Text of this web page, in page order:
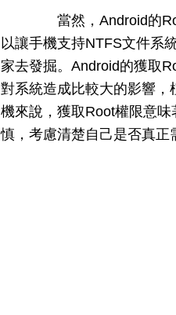
當然，Android的
以讓手機支持NTFS文件系
家去發掘。Android的獲取
對系統造成比較大的影響
機來說，獲取Root權限意
慎，考慮清楚自己是否真正